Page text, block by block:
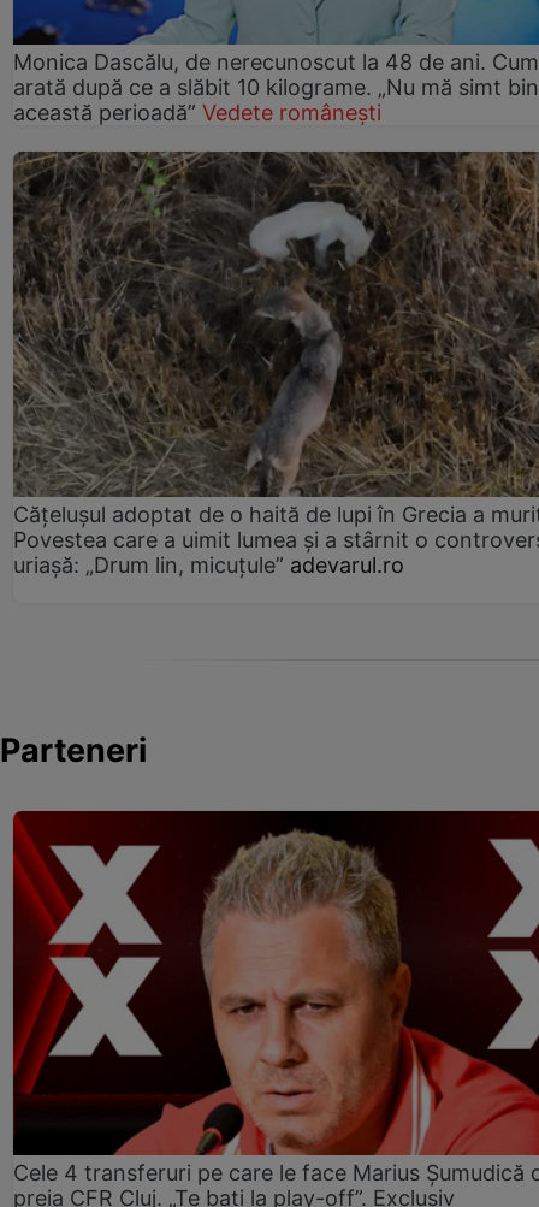
Monica Dascălu, de nerecunoscut la 48 de ani. Cum
arată după ce a slăbit 10 kilograme. „Nu mă simt
această perioadă” Vedete românești
Cățelușul adoptat de o haită de lupi în Grecia a
Povestea care a uimit lumea și a stârnit o
uriașă: „Drum lin, micuțule” adevarul.ro
Parteneri
Cele 4 transferuri pe care le face Marius Șumudică
preia CFR Cluj. „Te bați la play-off”. Exclusiv